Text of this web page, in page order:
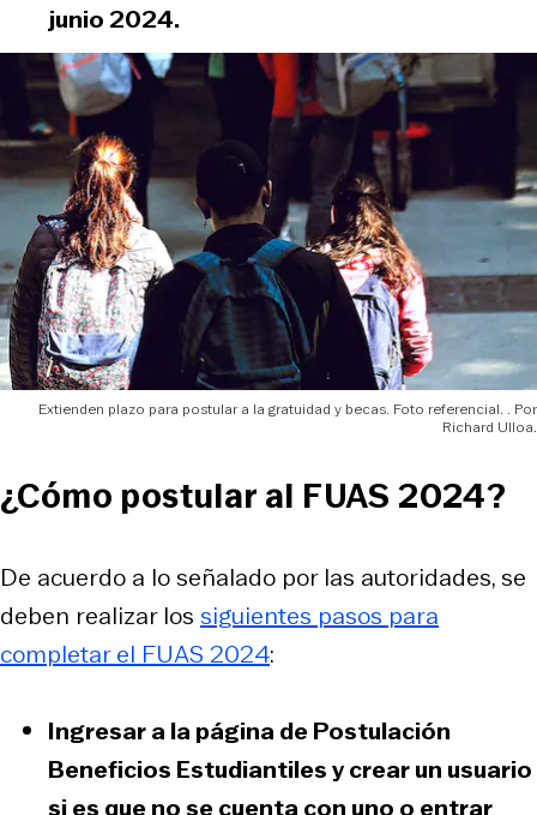
junio 2024.
Extienden plazo para postular a la gratuidad y becas. Foto referencial.
Richard Ulloa.
¿Cómo postular al FUAS 2024?
De acuerdo a lo señalado por las autoridades, se
deben realizar los siguientes pasos para
completar el FUAS 2024:
Ingresar a lapágina de Postulación
Beneficios Estudiantilesy crear un usuario